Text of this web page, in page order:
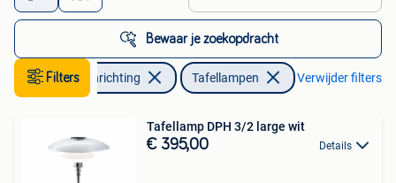
Bewaar je zoekopdracht
Filters
Huis en Inrichting Tafellampen Verwijder filters
Tafellamp DPH 3/2 large wit
€ 395,00 Details